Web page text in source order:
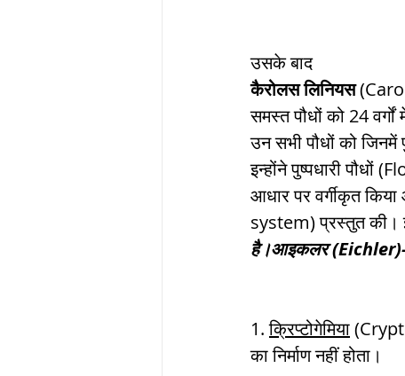
उसके बाद
कैरोलस लिनियस
समस्त पौधों को 24 वर्गों
उन सभी पौधों को जिनमें
इन्होंने पुष्पधारी
आधार पर वर्गीकृत
system) प्रस्तुत की।
है।आइकलर (Eichler)-
1. क्रिप्टोगेमिया
का निर्माण नहीं होता।